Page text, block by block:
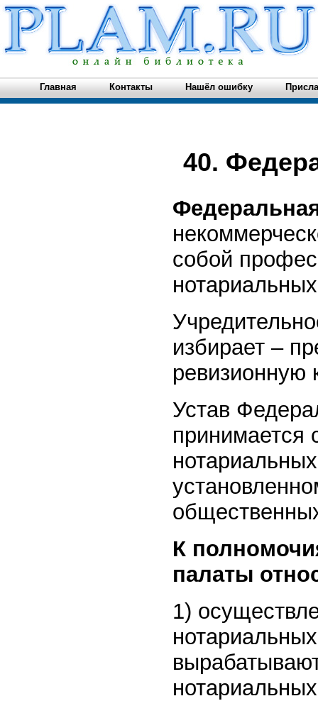
Главная Контакты Нашёл ошибку
40.
собой
избирает –
ревизионную
Устав
принимается
К
палаты
1)